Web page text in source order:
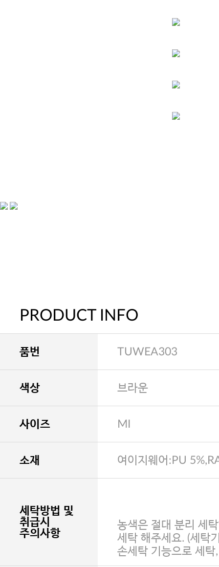
PRODUCT INFO
품번 TUWEA303
색상 브라운
사이즈 MI
소재 여이지웨어:PU
세탁방법 및
취급시
주의사항
농색은 절대 분리 세
세탁 해주세요. (세탁
손세탁 기능으로 세탁